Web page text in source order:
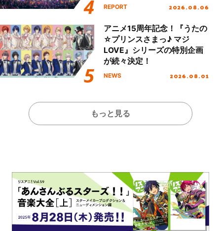
動を経てファイナルを迎える
REPORT 2026.08.06
アニメ15周年記念！『うたの
☆プリンスさまっ♪ マジ
LOVE』シリーズの特別企画
が続々決定！
NEWS 2026.08.01
もっと見る